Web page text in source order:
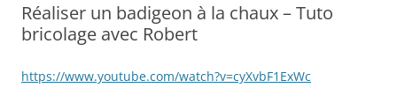
Réaliser un badigeon à la chaux – Tuto
bricolage avec Robert
https://www.youtube.com/watch?v=cyXvbF1ExWc